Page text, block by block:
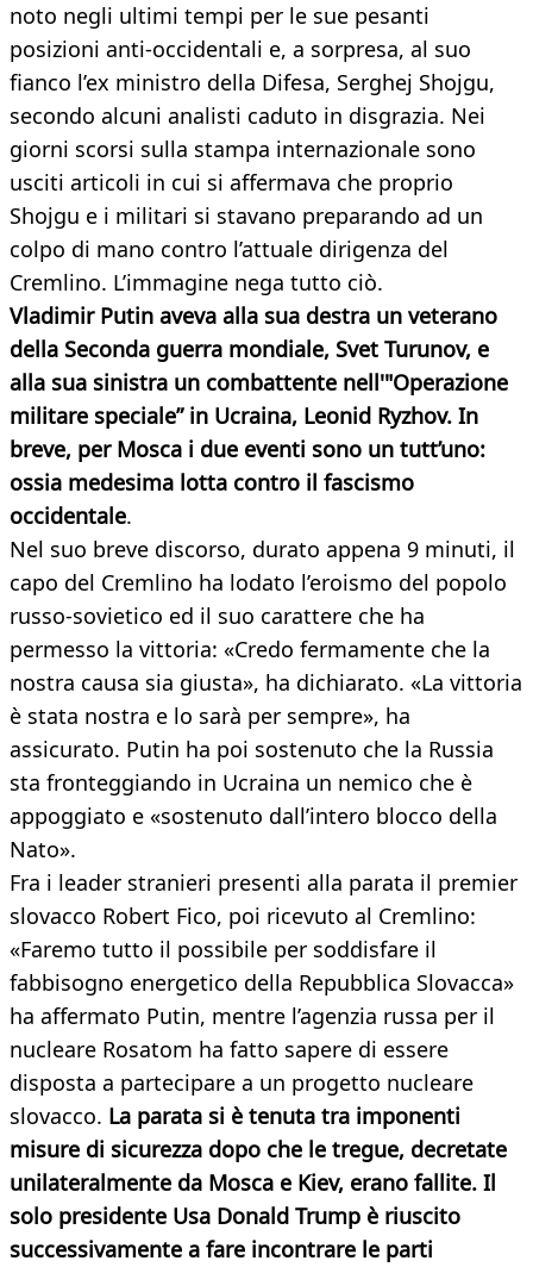
noto negli ultimi tempi per le sue pesanti
posizioni anti-occidentali e, a sorpresa, al suo
fianco l’ex ministro della Difesa, Serghej Shojgu,
secondo alcuni analisti caduto in disgrazia. Nei
giorni scorsi sulla stampa internazionale sono
usciti articoli in cui si affermava che proprio
Shojgu e i militari si stavano preparando ad un
colpo di mano contro l’attuale dirigenza del
Cremlino. L’immagine nega tutto ciò.
Vladimir Putin aveva alla sua destra un veterano
della Seconda guerra mondiale, Svet Turunov, e
alla sua sinistra un combattente nell'"Operazione
militare speciale” in Ucraina, Leonid Ryzhov. In
breve, per Mosca i due eventi sono un tutt’uno:
ossia medesima lotta contro il fascismo
occidentale.
Nel suo breve discorso, durato appena 9 minuti, il
capo del Cremlino ha lodato l’eroismo del popolo
russo-sovietico ed il suo carattere che ha
permesso la vittoria: «Credo fermamente che la
nostra causa sia giusta», ha dichiarato. «La vittoria
è stata nostra e lo sarà per sempre», ha
assicurato. Putin ha poi sostenuto che la Russia
sta fronteggiando in Ucraina un nemico che è
appoggiato e «sostenuto dall’intero blocco della
Nato».
Fra i leader stranieri presenti alla parata il premier
slovacco Robert Fico, poi ricevuto al Cremlino:
«Faremo tutto il possibile per soddisfare il
fabbisogno energetico della Repubblica Slovacca»
ha affermato Putin, mentre l’agenzia russa per il
nucleare Rosatom ha fatto sapere di essere
disposta a partecipare a un progetto nucleare
slovacco. La parata si è tenuta tra imponenti
misure di sicurezza dopo che le tregue, decretate
unilateralmente da Mosca e Kiev, erano fallite. Il
solo presidente Usa Donald Trump è riuscito
successivamente a fare incontrare le parti